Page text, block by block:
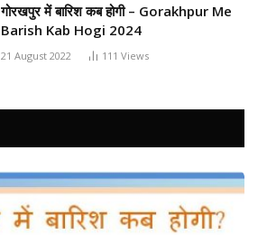
गोरखपुर में बारिश कब होगी – Gorakhpur Me
Barish Kab Hogi 2024
21 August 2022 111 Views